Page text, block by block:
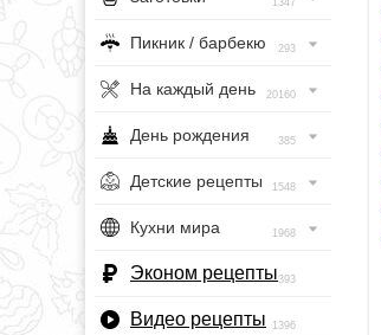
1347
Пикник / барбекю 293
На каждый день 20160
День рождения 385
Детские рецепты 1548
Кухни мира 1968
Эконом рецепты393
Видео рецепты 1396